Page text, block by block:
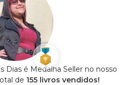
Dias é Medalha Seller no nosso
de 155 livros vendidos!